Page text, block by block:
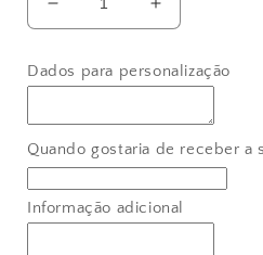
Réduire
la
de
de
dédicace
vintage
2017
Augmenter
la
de
de
dédicace
vintage
2017
Dados para personalização
Quando gostaria de receber a
Informação adicional